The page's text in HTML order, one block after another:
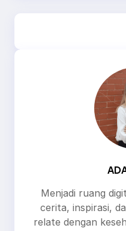
Menjadi ruang
cerita, inspirasi,
relate dengan